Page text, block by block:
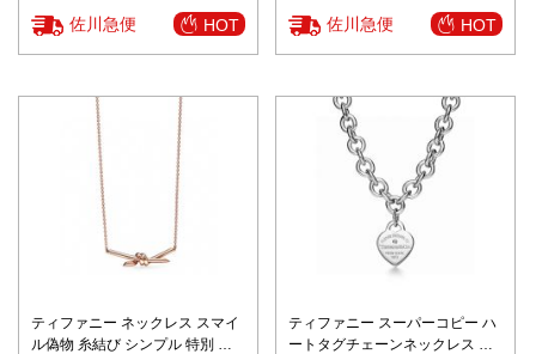
佐川急便 HOT 佐川急便 HOT
ティファニー ネックレス スマイ
ル偽物 糸結び シンプル 特別 回
ティファニー スーパーコピー ハ
ートタグチェーンネックレス 太